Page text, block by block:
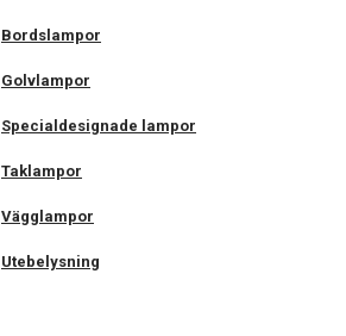
Bordslampor
Golvlampor
Specialdesignade lampor
Taklampor
Vägglampor
Utebelysning